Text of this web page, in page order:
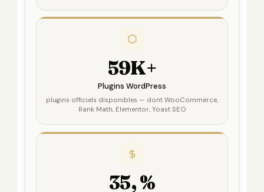
59K+
Plugins WordPress
plugins officiels disponibles — dont WooCommerce,
Rank Math, Elementor, Yoast SEO
35, %